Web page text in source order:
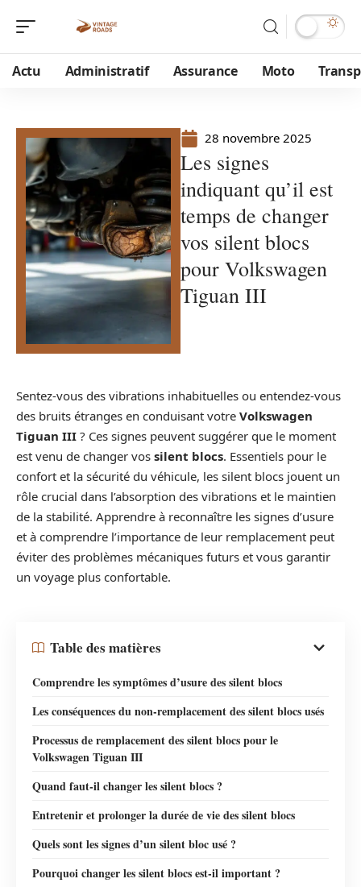
Actu Administratif Assurance Moto
28 novembre 2025
Les signes
indiquant qu’il est
temps de changer
vos silent blocs
pour Volkswagen
Tiguan III
Sentez-vous des vibrations inhabituelles ou entendez-vous
des bruits étranges en conduisant votre Volkswagen
Tiguan III ? Ces signes peuvent suggérer que le moment
est venu de changer vos silent blocs. Essentiels pour le
confort et la sécurité du véhicule, les silent blocs jouent un
rôle crucial dans l’absorption des vibrations et le maintien
de la stabilité. Apprendre à reconnaître les signes d’usure
et à comprendre l’importance de leur remplacement peut
éviter des problèmes mécaniques futurs et vous garantir
un voyage plus confortable.
Table des matières
Comprendre les symptômes d’usure des silent blocs
Les conséquences du non-remplacement des silent blocs usés
Processus de remplacement des silent blocs pour le
Volkswagen Tiguan III
Quand faut-il changer les silent blocs ?
Entretenir et prolonger la durée de vie des silent blocs
Quels sont les signes d’un silent bloc usé ?
Pourquoi changer les silent blocs est-il important ?